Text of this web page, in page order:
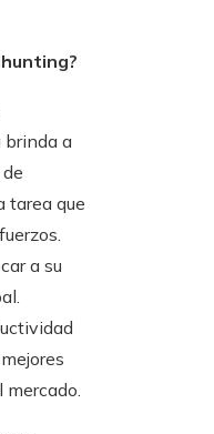
brinda a
tarea que
a su